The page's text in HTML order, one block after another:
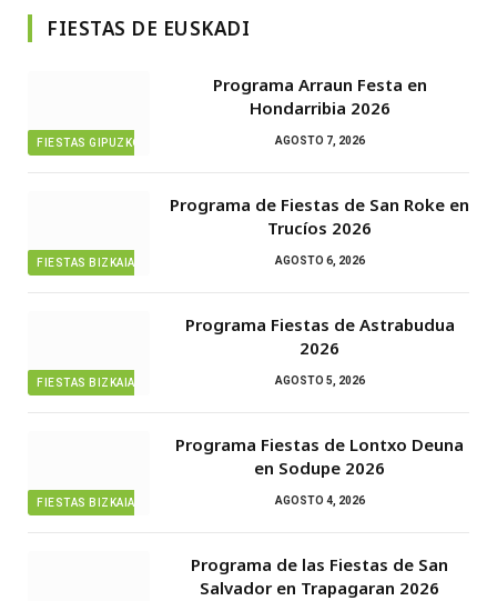
FIESTAS DE EUSKADI
FIESTAS GIPUZKOA
Programa Arraun Festa en
Hondarribia 2026
AGOSTO 7, 2026
FIESTAS BIZKAIA
Programa de Fiestas de San Roke en
Trucíos 2026
AGOSTO 6, 2026
FIESTAS BIZKAIA
Programa Fiestas de Astrabudua
2026
AGOSTO 5, 2026
FIESTAS BIZKAIA
Programa Fiestas de Lontxo Deuna
en Sodupe 2026
AGOSTO 4, 2026
Programa de las Fiestas de San
Salvador en Trapagaran 2026